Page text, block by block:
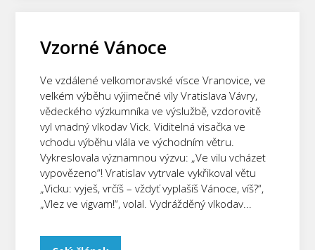
Vzorné Vánoce
Ve vzdálené velkomoravské vísce Vranovice, ve
velkém výběhu výjimečné vily Vratislava Vávry,
vědeckého výzkumníka ve výslužbě, vzdorovitě
vyl vnadný vlkodav Vick. Viditelná visačka ve
vchodu výběhu vlála ve východním větru.
Vykreslovala významnou výzvu: „Ve vilu vcházet
vypovězeno“! Vratislav vytrvale vykřikoval větu
„Vicku: vyješ, vrčíš – vždyť vyplašíš Vánoce, víš?“,
„Vlez ve vigvam!“, volal. Vydrážděný vlkodav...